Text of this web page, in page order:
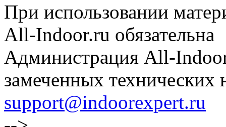
При использовании
All-Indoor.ru обязательна
Администрация All-
замеченных технических
support@indoorexpert.ru